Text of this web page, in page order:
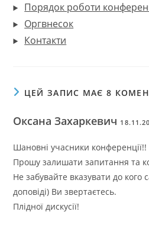
Порядок роботи
Оргвнесок
Контакти
ЦЕЙ ЗАПИС МАЄ 8
Оксана Захаркевич
Шановні учасники конференції!!
Прошу залишати запитання та
Не забувайте вказувати до кого
доповіді) Ви звертаєтесь.
Плідної дискусії!